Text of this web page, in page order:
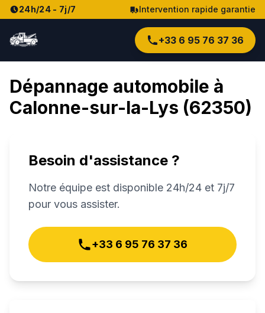
24h/24 - 7j/7 Intervention rapide garantie
+33 6 95 76 37 36
Dépannage automobile à
Calonne-sur-la-Lys (62350)
Besoin d'assistance ?
Notre équipe est disponible 24h/24 et 7j/7
pour vous assister.
+33 6 95 76 37 36